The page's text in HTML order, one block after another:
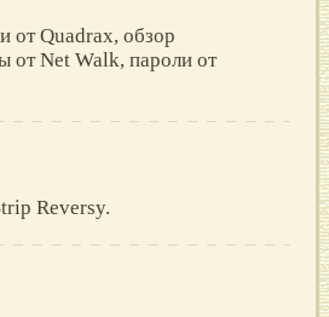
от Quadrax, обзор
Net Walk, пароли от
Reversy.